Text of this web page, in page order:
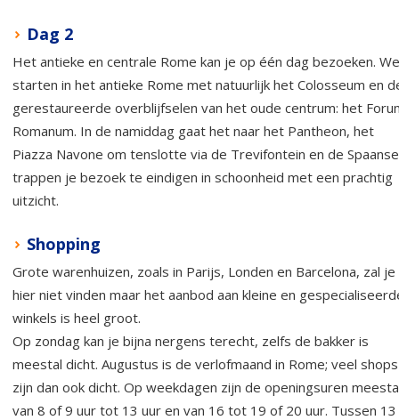
Dag 2
Het antieke en centrale Rome kan je op één dag bezoeken. We
starten in het antieke Rome met natuurlijk het Colosseum en
gerestaureerde overblijfselen van het oude centrum: het
Romanum. In de namiddag gaat het naar het Pantheon, het
Piazza Navone om tenslotte via de Trevifontein en de Spaanse
trappen je bezoek te eindigen in schoonheid met een prachtig
uitzicht.
Shopping
Grote warenhuizen, zoals in Parijs, Londen en Barcelona, zal je
hier niet vinden maar het aanbod aan kleine en
winkels is heel groot.
Op zondag kan je bijna nergens terecht, zelfs de bakker is
meestal dicht. Augustus is de verlofmaand in Rome; veel shops
zijn dan ook dicht. Op weekdagen zijn de openingsuren
van 8 of 9 uur tot 13 uur en van 16 tot 19 of 20 uur. Tussen 13